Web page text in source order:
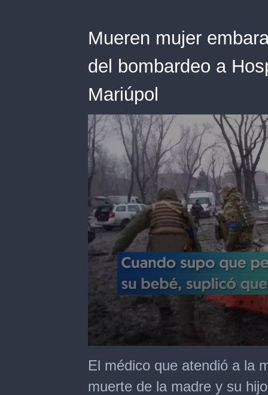
Mueren mujer
del bombardeo a
Mariúpol
seconds
of
minute,
El médico que atendió a la
muerte de la madre y su